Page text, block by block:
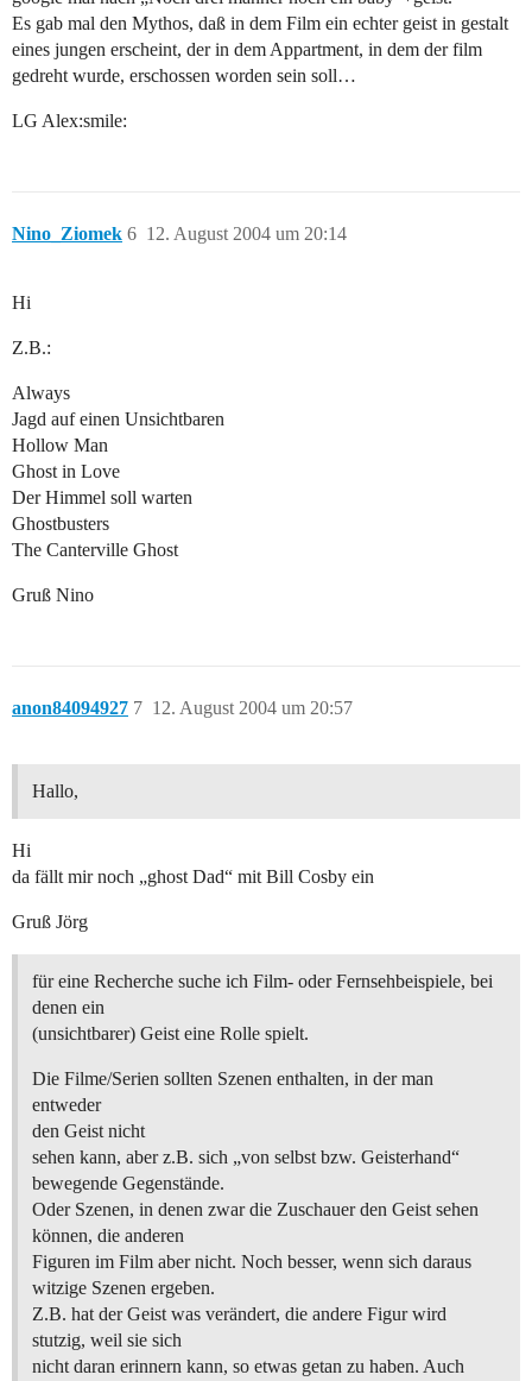
Es gab mal den Mythos, daß in dem Film ein echter geist in gestalt
eines jungen erscheint, der in dem Appartment, in dem der film
gedreht wurde, erschossen worden sein soll…
LG Alex:smile:
Nino_Ziomek 12. August 2004 um 20:14
6
Hi
Z.B.:
Always
Jagd auf einen Unsichtbaren
Hollow Man
Ghost in Love
Der Himmel soll warten
Ghostbusters
The Canterville Ghost
Gruß Nino
anon84094927 12. August 2004 um 20:57
7
Hallo,
Hi
da fällt mir noch „ghost Dad“ mit Bill Cosby ein
Gruß Jörg
für eine Recherche suche ich Film- oder Fernsehbeispiele, bei
denen ein
(unsichtbarer) Geist eine Rolle spielt.
Die Filme/Serien sollten Szenen enthalten, in der man
entweder
den Geist nicht
sehen kann, aber z.B. sich „von selbst bzw. Geisterhand“
bewegende Gegenstände.
Oder Szenen, in denen zwar die Zuschauer den Geist sehen
können, die anderen
Figuren im Film aber nicht. Noch besser, wenn sich daraus
witzige Szenen ergeben.
Z.B. hat der Geist was verändert, die andere Figur wird
stutzig, weil sie sich
nicht daran erinnern kann, so etwas getan zu haben. Auch